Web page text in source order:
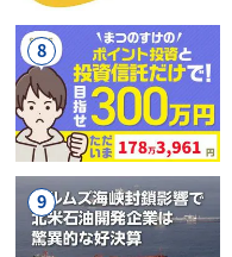
8
9